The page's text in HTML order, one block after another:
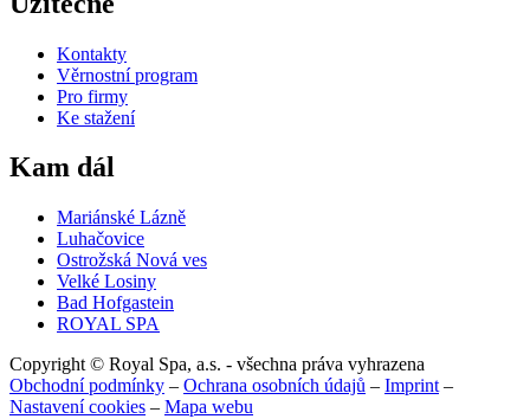
Kontakty
Věrnostní program
Pro firmy
Ke stažení
Kam dál
Mariánské Lázně
Luhačovice
Ostrožská Nová ves
Velké Losiny
Bad Hofgastein
ROYAL SPA
Copyright © Royal Spa, a.s. - všechna práva vyhrazena
Obchodní podmínky – Ochrana osobních údajů – Imprint –
Nastavení cookies – Mapa webu